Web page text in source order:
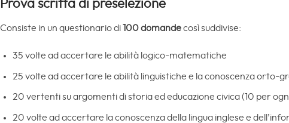
Prova scritta di preselezione
Consiste in un questionario di100 domandecosì suddivise:
35 volte ad accertare le abilità logico-matematiche
25 volte ad accertare le abilità linguistiche e la conoscenza orto-
20 vertenti su argomenti di storia ed educazione civica (10 per
20 volte ad accertare la conoscenza della lingua inglese e